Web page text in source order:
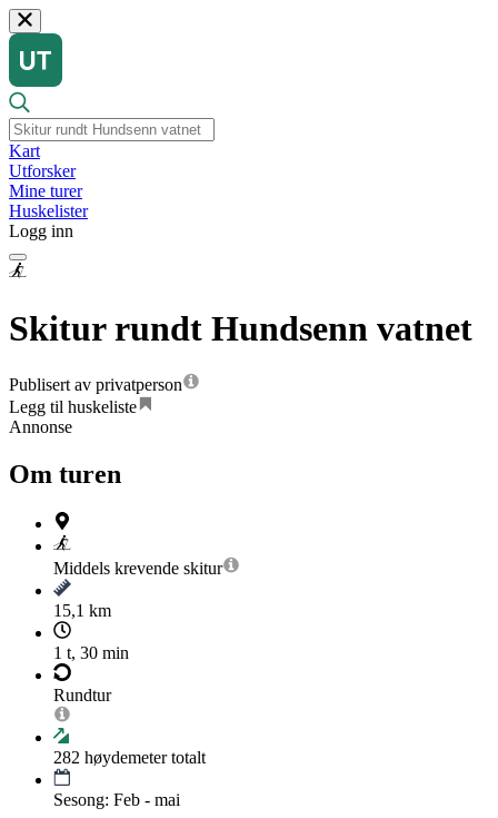
Kart
Utforsker
Mine turer
Huskelister
Logg inn
Skitur rundt Hundsenn vatnet
Publisert av privatperson
Legg til huskeliste
Annonse
Om turen
Middels krevende skitur
15,1 km
1 t, 30 min
Rundtur
282 høydemeter totalt
Sesong: Feb - mai